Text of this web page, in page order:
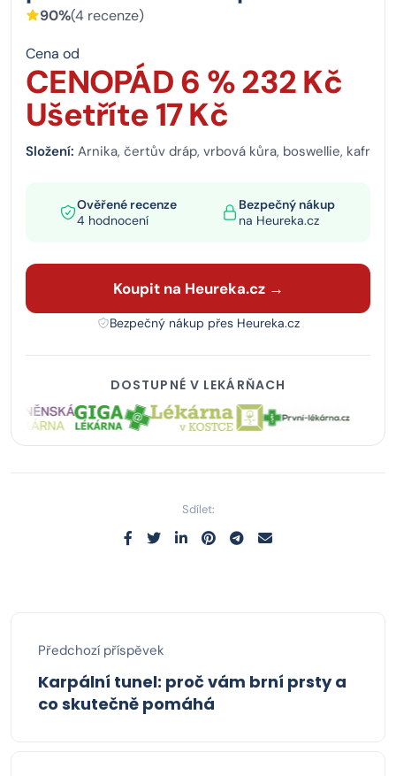
90%(4 recenze)
Cena od
CENOPÁD 6 % 232 Kč
Ušetříte 17 Kč
Složení: Arnika, čertův dráp, vrbová kůra, boswellie, kafr
Ověřené recenze
4 hodnocení
Bezpečný nákup
na Heureka.cz
Koupit na Heureka.cz →
Bezpečný nákup přes Heureka.cz
DOSTUPNÉ V LEKÁRŇACH
Sdílet:
Předchozí příspěvek
Karpální tunel: proč vám brní prsty a
co skutečně pomáhá